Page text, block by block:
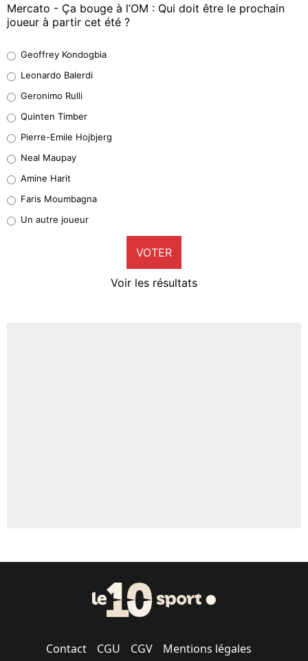
Mercato - Ça bouge à l’OM : Qui doit être le prochain
joueur à partir cet été ?
38%
32%
5%
1%
9%
Geoffrey Kondogbia
Leonardo Balerdi
Geronimo Rulli
Quinten Timber
Pierre-Emile Hojbjerg
Neal Maupay
Amine Harit
Faris Moumbagna
Un autre joueur
VOTER
Voir les résultats
Contact CGU CGV Mentions légales